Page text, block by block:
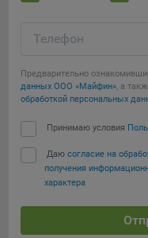
Телефон
Предварительно
данных ООО «Майфин», а
обработкой персональных
Принимаю условия
Даю согласие на
получения
характера